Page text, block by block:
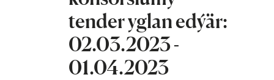
tender yglan edýär:
02.03.2023 -
01.04.2023